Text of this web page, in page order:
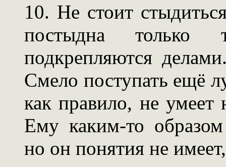
10. Не стоит
постыдна только
подкрепляются
Смело поступать ещё
как правило, не умеет
Ему каким-то образом
но он понятия не